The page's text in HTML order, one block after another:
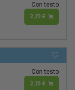
Con testo
2,19 €
Con testo
2,19 €